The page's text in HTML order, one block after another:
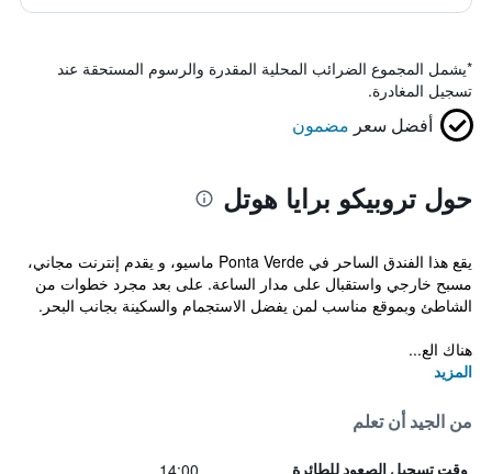
*يشمل المجموع الضرائب المحلية المقدرة والرسوم المستحقة عند
تسجيل المغادرة.
أفضل سعر مضمون
حول تروبيكو برايا هوتل
يقع هذا الفندق الساحر في Ponta Verde ماسيو، و يقدم إنترنت مجاني،
مسبح خارجي واستقبال على مدار الساعة. على بعد مجرد خطوات من
الشاطئ وبموقع مناسب لمن يفضل الاستجمام والسكينة بجانب البحر.
هناك الع...
المزيد
من الجيد أن تعلم
وقت تسجيل الصعود للطائرة 14:00